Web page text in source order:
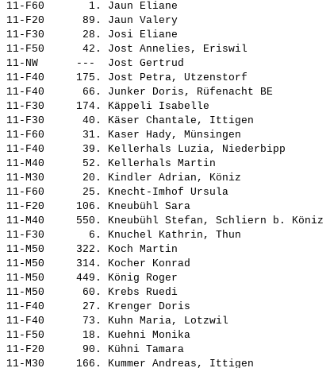
11-F60       1. Jaun Eliane
11-F20      89. Jaun Valery
11-F30      28. Josi Eliane
11-F50      42. Jost Annelies, Eriswil
11-NW      --- Jost Gertrud
11-F40     175. Jost Petra, Utzenstorf
11-F40      66. Junker Doris, Rüfenacht BE
11-F30     174. Käppeli Isabelle
11-F30      40. Käser Chantale, Ittigen
11-F60      31. Kaser Hady, Münsingen
11-F40      39. Kellerhals Luzia, Niederbipp
11-M40      52. Kellerhals Martin
11-M30      20. Kindler Adrian, Köniz
11-F60      25. Knecht-Imhof Ursula
11-F20     106. Kneubühl Sara
11-M40     550. Kneubühl Stefan, Schliern b. Köniz
11-F30       6. Knuchel Kathrin, Thun
11-M50     322. Koch Martin
11-M50     314. Kocher Konrad
11-M50     449. König Roger
11-M50      60. Krebs Ruedi
11-F40      27. Krenger Doris
11-F40      73. Kuhn Maria, Lotzwil
11-F50      18. Kuehni Monika
11-F20      90. Kühni Tamara
11-M30     166. Kummer Andreas, Ittigen